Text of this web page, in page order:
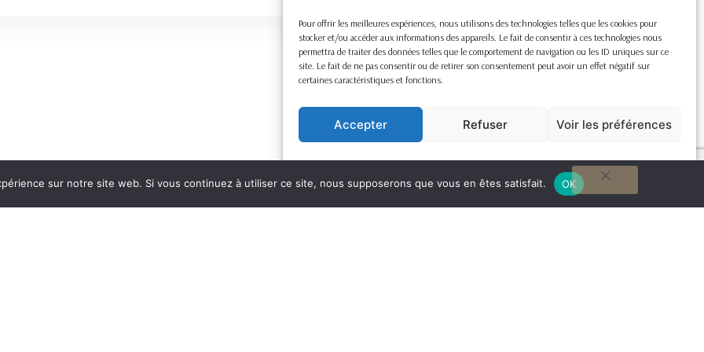
Pour offrir les meilleures expériences, nous utilisons des technologies telles que les cookies pour
stocker et/ou accéder aux informations des appareils. Le fait de consentir à ces technologies nous
permettra de traiter des données telles que le comportement de navigation ou les ID uniques sur ce
site. Le fait de ne pas consentir ou de retirer son consentement peut avoir un effet négatif sur
certaines caractéristiques et fonctions.
Accepter Refuser Voir les préférences
sur notre site web. Si vous continuez à utiliser ce site, nous supposerons que vous en êtes satisfait. OK